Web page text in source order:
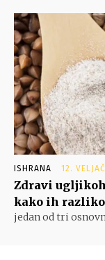
ISHRANA 12.
Zdravi
kako ih
jedan od tri